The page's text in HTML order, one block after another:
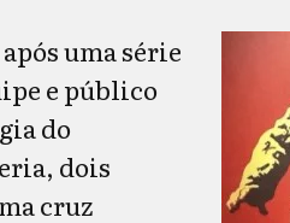
uma série
e público
do
dois
cruz